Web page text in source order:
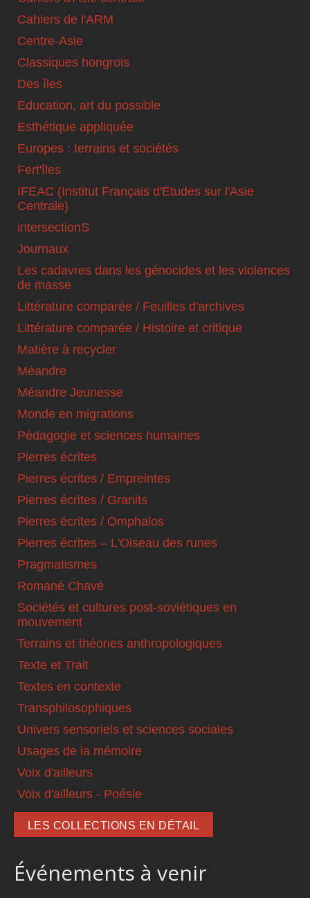
Cahiers de l'ARM
Centre-Asie
Classiques hongrois
Des îles
Education, art du possible
Esthétique appliquée
Europes : terrains et sociétés
Fert'îles
IFEAC (Institut Français d'Etudes sur l'Asie
Centrale)
intersectionS
Journaux
Les cadavres dans les génocides et les violences
de masse
Littérature comparée / Feuilles d'archives
Littérature comparée / Histoire et critique
Matière à recycler
Méandre
Méandre Jeunesse
Monde en migrations
Pédagogie et sciences humaines
Pierres écrites
Pierres écrites / Empreintes
Pierres écrites / Granits
Pierres écrites / Omphalos
Pierres écrites – L'Oiseau des runes
Pragmatismes
Romané Chavé
Sociétés et cultures post-soviétiques en
mouvement
Terrains et théories anthropologiques
Texte et Trait
Textes en contexte
Transphilosophiques
Univers sensoriels et sciences sociales
Usages de la mémoire
Voix d'ailleurs
Voix d'ailleurs - Poésie
LES COLLECTIONS EN DÉTAIL
Événements à venir